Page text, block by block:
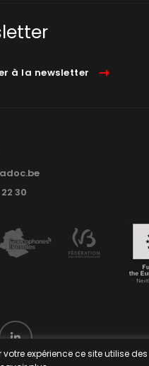
à la newsletter
30
votre expérience ce site utilise des